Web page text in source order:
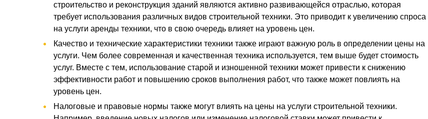
строительство и реконструкция зданий являются активно развивающейся отраслью, которая
требует использования различных видов строительной техники. Это приводит к увеличению спроса
на услуги аренды техники, что в свою очередь влияет на уровень цен.
Качество и технические характеристики техники также играют важную роль в определении цены на
услуги. Чем более современная и качественная техника используется, тем выше будет стоимость
услуг. Вместе с тем, использование старой и изношенной техники может привести к снижению
эффективности работ и повышению сроков выполнения работ, что также может повлиять на
уровень цен.
Налоговые и правовые нормы также могут влиять на цены на услуги строительной техники.